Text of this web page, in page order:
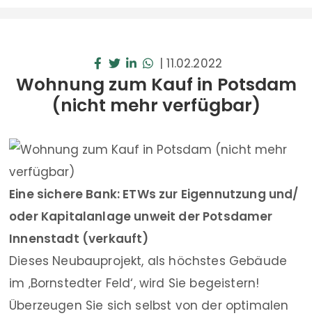
|11.02.2022
Wohnung zum Kauf in Potsdam
(nicht mehr verfügbar)
Eine sichere Bank: ETWs zur Eigennutzung und/
oder Kapitalanlage unweit der Potsdamer
Innenstadt (verkauft)
Dieses Neubauprojekt, als höchstes Gebäude
im ‚Bornstedter Feld‘, wird Sie begeistern!
Überzeugen Sie sich selbst von der optimalen